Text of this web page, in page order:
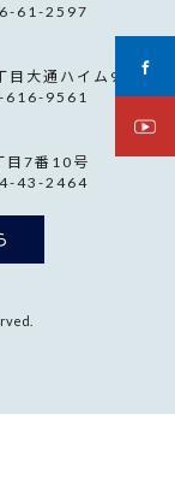
61-2597
大通ハイム907号
9561
目7番10号
43-2464